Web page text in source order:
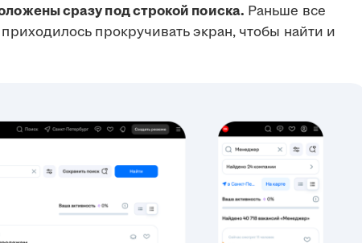
сразу под строкой поиска. Раньше все
прокручивать экран, чтобы найти и